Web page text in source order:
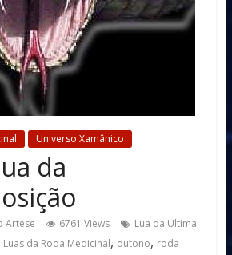
Universo Xamânico
da
Artese 6761 Views
Lua da Ultima
Luas da Roda Medicinal, outono, roda